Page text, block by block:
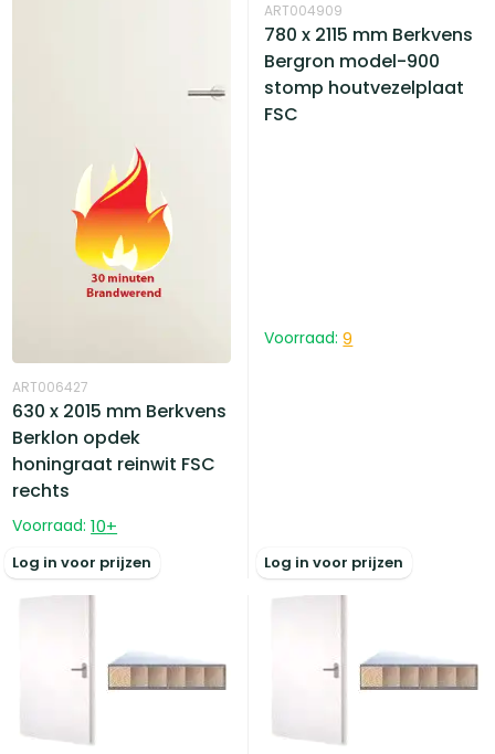
ART006427
630 x 2015 mm Berkvens
Berklon opdek
honingraat reinwit FSC
rechts
Voorraad: 10+
Log in voor prijzen
ART004909
780 x 2115 mm Berkvens
Bergron model-900
stomp houtvezelplaat
FSC
Voorraad: 9
Log in voor prijzen